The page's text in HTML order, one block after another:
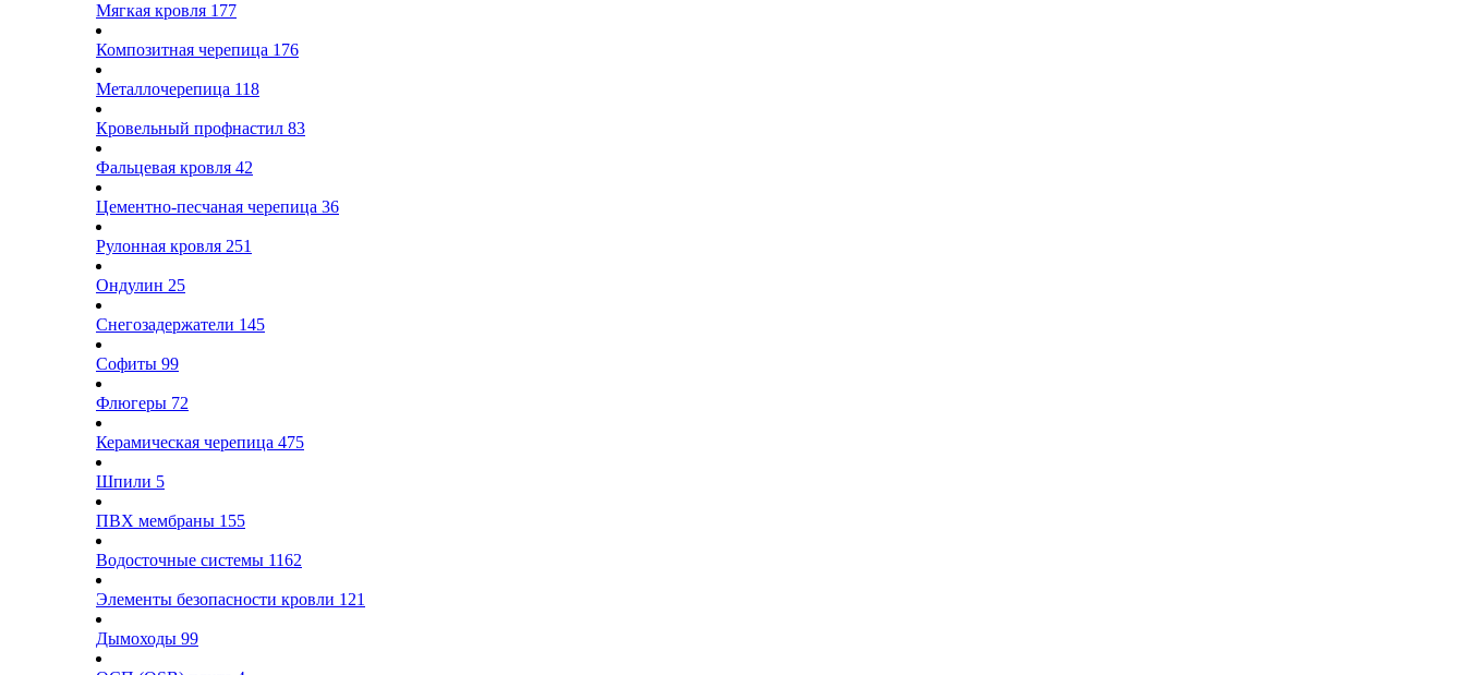
Мягкая кровля 177
Композитная черепица 176
Металлочерепица 118
Кровельный профнастил 83
Фальцевая кровля 42
Цементно-песчаная черепица 36
Рулонная кровля 251
Ондулин 25
Снегозадержатели 145
Софиты 99
Флюгеры 72
Керамическая черепица 475
Шпили 5
ПВХ мембраны 155
Водосточные системы 1162
Элементы безопасности кровли 121
Дымоходы 99